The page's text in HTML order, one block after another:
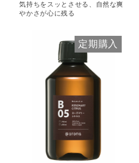
気持ちをスッとさせる、自然な爽
やかさが心に残る
定期購入